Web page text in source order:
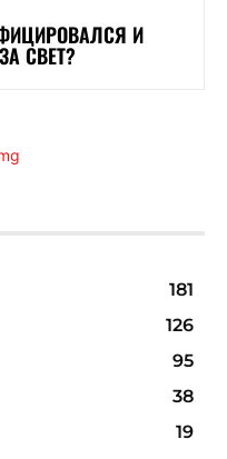
И
СВЕТ?
181
126
95
38
19